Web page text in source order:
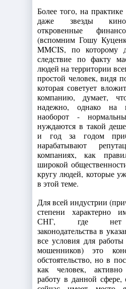
Более того, на
даже звезды
откровенные
(вспомним Гошу
MMCIS, по которому
следствие по факту
людей на территории
простой человек, видя
которая советует
компанию, думает,
надежно, однако на
наоборот -
нуждаются в такой
и год за годом
нарабатывают
компаниях, как
широкой
кругу людей, которые
в этой теме.
Для всей индустрии
степени характерно
СНГ, где нет
законодательства в
все условия для
мошенников) это
обстоятельство, но в
как человек,
работу в данной